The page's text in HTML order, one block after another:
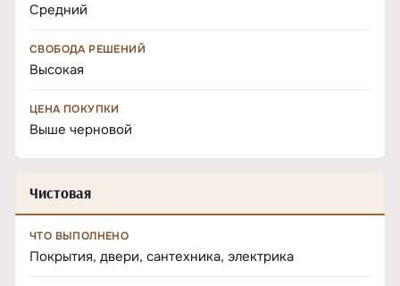
Средний
СВОБОДА РЕШЕНИЙ
Высокая
ЦЕНА ПОКУПКИ
Выше черновой
Чистовая
ЧТО ВЫПОЛНЕНО
Покрытия, двери, сантехника, электрика